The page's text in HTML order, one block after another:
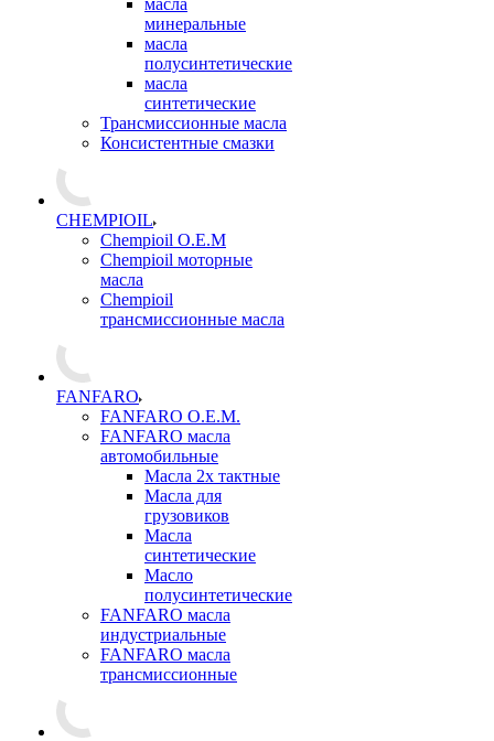
масла
минеральные
масла
полусинтетические
масла
синтетические
Трансмиссионные масла
Консистентные смазки
CHEMPIOIL
Chempioil O.E.M
Chempioil моторные
масла
Chempioil
трансмиссионные масла
FANFARO
FANFARO O.E.M.
FANFARO масла
автомобильные
Масла 2х тактные
Масла для
грузовиков
Масла
синтетические
Масло
полусинтетические
FANFARO масла
индустриальные
FANFARO масла
трансмиссионные